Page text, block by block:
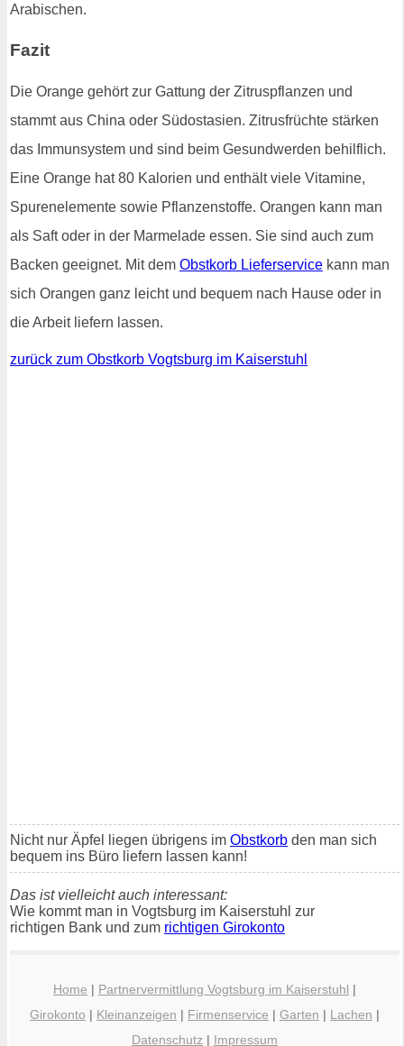
Arabischen.
Fazit
Die Orange gehört zur Gattung der Zitruspflanzen und
stammt aus China oder Südostasien. Zitrusfrüchte stärken
das Immunsystem und sind beim Gesundwerden behilflich.
Eine Orange hat 80 Kalorien und enthält viele Vitamine,
Spurenelemente sowie Pflanzenstoffe. Orangen kann man
als Saft oder in der Marmelade essen. Sie sind auch zum
Backen geeignet. Mit dem Obstkorb Lieferservice kann man
sich Orangen ganz leicht und bequem nach Hause oder in
die Arbeit liefern lassen.
zurück zum Obstkorb Vogtsburg im Kaiserstuhl
Nicht nur Äpfel liegen übrigens im Obstkorb den man sich
bequem ins Büro liefern lassen kann!
Das ist vielleicht auch interessant:
Wie kommt man in Vogtsburg im Kaiserstuhl zur
richtigen Bank und zum richtigen Girokonto
Home | Partnervermittlung Vogtsburg im Kaiserstuhl |
Girokonto | Kleinanzeigen | Firmenservice | Garten | Lachen |
Datenschutz | Impressum